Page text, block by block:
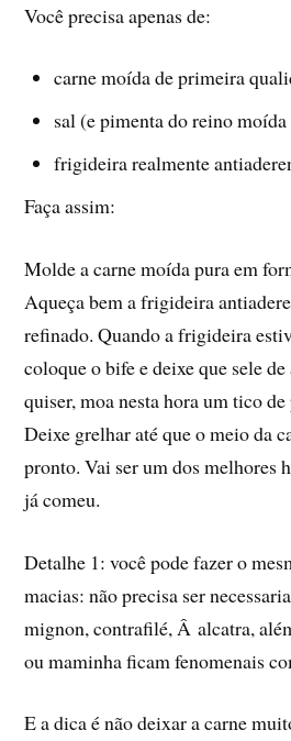
Você precisa apenas de:
carne moí­da de primeira
sal (e pimenta do reino moí­da
frigideira realmente
Faça assim:
Molde a carne moí­da pura em
Aqueça bem a frigideira
refinado. Quando a frigideira
coloque o bife e deixe que sele
quiser, moa nesta hora um tico
Deixe grelhar até que o meio da
pronto. Vai ser um dos melhores
já comeu.
Detalhe 1: você pode fazer o
macias: não precisa ser
mignon, contrafilé, Â alcatra,
ou maminha ficam fenomenais
E a dica é não deixar a carne